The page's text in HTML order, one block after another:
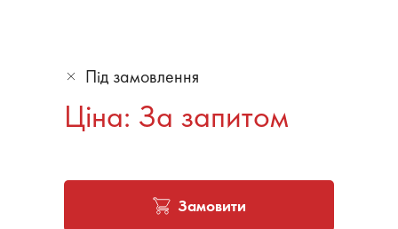
Під замовлення
Ціна: За запитом
Замовити